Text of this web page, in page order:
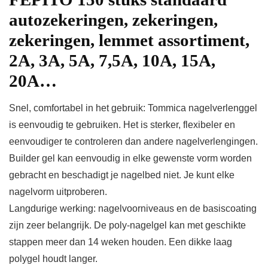
autozekeringen, zekeringen,
zekeringen, lemmet assortiment,
2A, 3A, 5A, 7,5A, 10A, 15A,
20A…
Snel, comfortabel in het gebruik: Tommica nagelverlenggel
is eenvoudig te gebruiken. Het is sterker, flexibeler en
eenvoudiger te controleren dan andere nagelverlengingen.
Builder gel kan eenvoudig in elke gewenste vorm worden
gebracht en beschadigt je nagelbed niet. Je kunt elke
nagelvorm uitproberen.
Langdurige werking: nagelvoorniveaus en de basiscoating
zijn zeer belangrijk. De poly-nagelgel kan met geschikte
stappen meer dan 14 weken houden. Een dikke laag
polygel houdt langer.